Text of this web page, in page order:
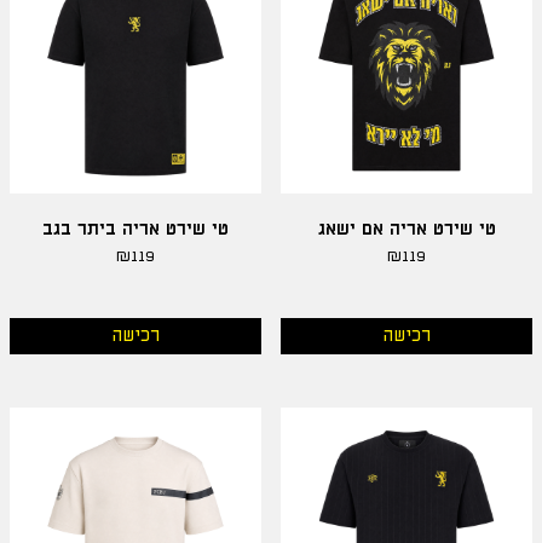
טי שירט אריה אם ישאג
₪119
רכישה
טי שירט אריה ביתר בגב
₪119
רכישה